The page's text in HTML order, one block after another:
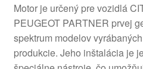
Motor je určený pre vozidlá
PEUGEOT PARTNER prvej
spektrum modelov
produkcie. Jeho inštalácia je